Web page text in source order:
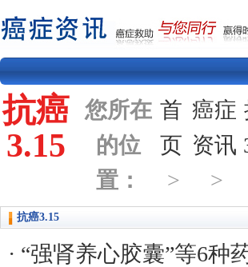
抗癌
3.15
您所在
的位
置：
首
页
癌症
资讯
抗癌3.15
“强肾养心胶囊”等6种